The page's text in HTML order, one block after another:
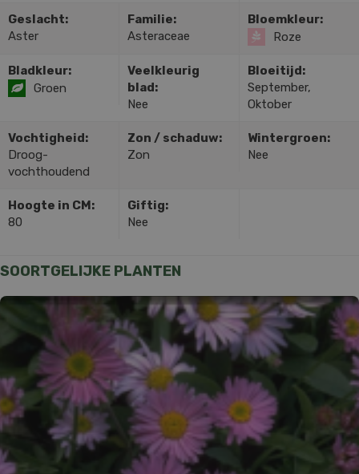
Geslacht:
Aster
Familie:
Asteraceae
Bloemkleur:
Roze
Bladkleur:
Groen
Veelkleurig
blad:
Nee
Bloeitijd:
September,
Oktober
Vochtigheid:
Droog-
vochthoudend
Zon / schaduw:
Zon
Wintergroen:
Nee
Hoogte in CM:
80
Giftig:
Nee
SOORTGELIJKE PLANTEN